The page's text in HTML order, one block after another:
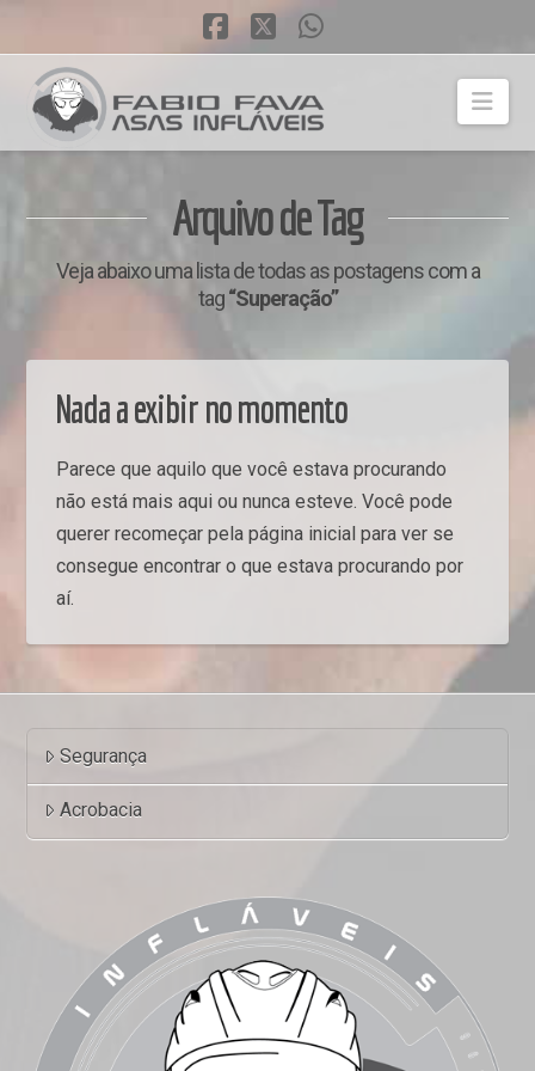
Facebook
X Whatsapp
Fabio
Fava
Asas
Inflaveis
Arquivo de Tag
Veja abaixo uma lista de todas as postagens com a
tag“Superação”
Nada a exibir no momento
Parece que aquilo que você estava procurando
não está mais aqui ou nunca esteve. Você pode
querer recomeçar pela página inicial para ver se
consegue encontrar o que estava procurando por
aí.
Segurança
Acrobacia